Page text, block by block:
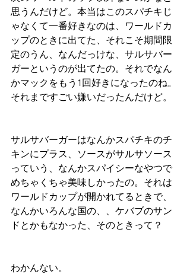
思うんだけど。本当はこのスパチキじ
ゃなくて一番好きなのは、ワールドカ
ップのときに出てた、それこそ期間限
定のうん、なんだっけな、サルサバー
ガーというのが出てたの。それでなん
かマックをもう1回好きになったのね。
それまですごい嫌いだったんだけど。
サルサバーガーはなんかスパチキのチ
キンにプラス、ソースがサルサソース
っていう、なんかスパイシーなやつで
めちゃくちゃ美味しかったの。それは
ワールドカップが開かれてるときで、
なんかいろんな国の、、ケバブのサン
ドとかもなかった、そのときって？
わかんない。